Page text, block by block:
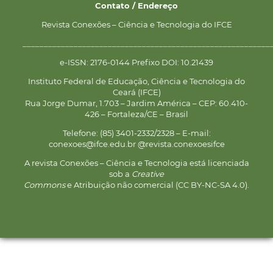
Contato / Endereço
Revista Conexões – Ciência e Tecnologia do IFCE
e-ISSN: 2176-0144 Prefixo DOI: 10.21439
Instituto Federal de Educação, Ciência e Tecnologia do
Ceará (IFCE)
Rua Jorge Dumar, 1.703 – Jardim América – CEP: 60.410-
426 – Fortaleza/CE – Brasil
Telefone: (85) 3401-2332/2328 – E-mail:
conexoes@ifce.edu.br @revista.conexoesifce
A revista Conexões – Ciência e Tecnologia está licenciada
sob a Creative
Commonse Atribuição não comercial (CC BY-NC-SA 4.0).